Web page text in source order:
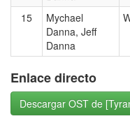
15
Mychael
Danna, Jeff
Danna
Enlace directo
Descargar OST de